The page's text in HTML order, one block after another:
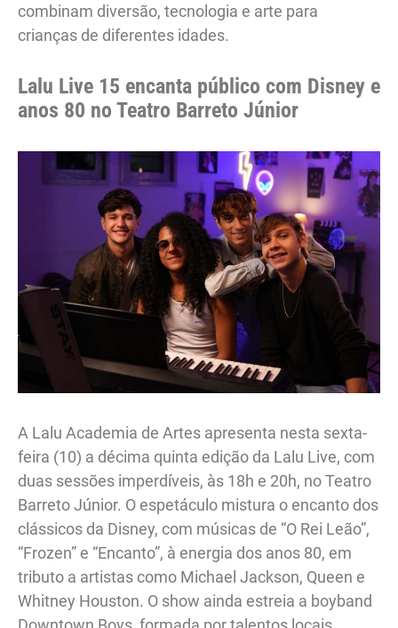
combinam diversão, tecnologia e arte para
crianças de diferentes idades.
Lalu Live 15 encanta público com Disney e
anos 80 no Teatro Barreto Júnior
A Lalu Academia de Artes apresenta nesta sexta-
feira (10) a décima quinta edição da Lalu Live, com
duas sessões imperdíveis, às 18h e 20h, no Teatro
Barreto Júnior. O espetáculo mistura o encanto dos
clássicos da Disney, com músicas de “O Rei Leão”,
“Frozen” e “Encanto”, à energia dos anos 80, em
tributo a artistas como Michael Jackson, Queen e
Whitney Houston. O show ainda estreia a boyband